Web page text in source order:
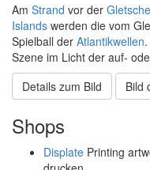
Am Strand vor der
Islands werden die vom
Spielball der Atlantikwellen
Szene im Licht der auf-
Details zum Bild
Bild
Shops
Displate Printing